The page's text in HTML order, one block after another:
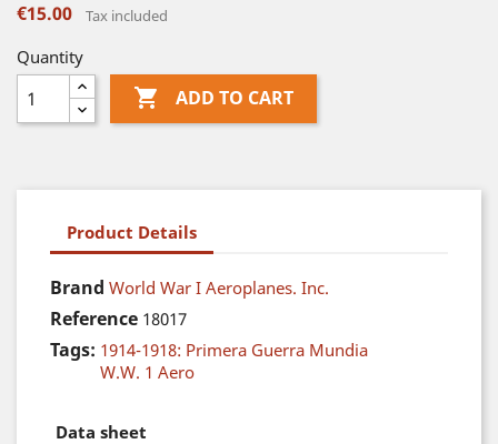
€15.00 Tax included
Quantity
 ADD TO CART
Product Details
Brand World War I Aeroplanes. Inc.
Reference 18017
Tags: 1914-1918: Primera Guerra Mundia
W.W. 1 Aero
Data sheet